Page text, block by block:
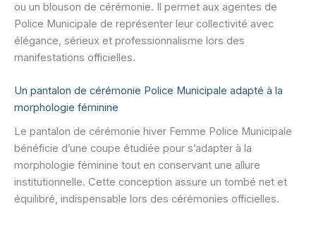
ou un blouson de cérémonie. Il permet aux agentes de
Police Municipale de représenter leur collectivité avec
élégance, sérieux et professionnalisme lors des
manifestations officielles.
Un pantalon de cérémonie Police Municipale adapté à la
morphologie féminine
Le pantalon de cérémonie hiver Femme Police Municipale
bénéficie d’une coupe étudiée pour s’adapter à la
morphologie féminine tout en conservant une allure
institutionnelle. Cette conception assure un tombé net et
équilibré, indispensable lors des cérémonies officielles.